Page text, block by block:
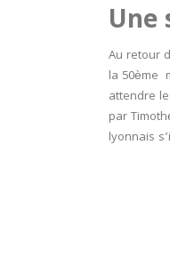
Une
Au retour
la 50ème
attendre
par
lyonnais